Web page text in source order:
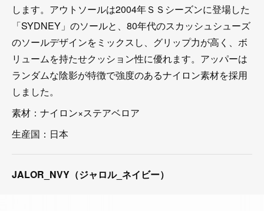
します。アウトソールは2004年ＳＳシーズンに登場した
「SYDNEY」のソールと、80年代のスカッシュシューズ
のソールデザインをミックスし、グリップ力が高く、ボ
リュームを持たせクッション性に優れます。アッパーは
ランダムな陰影が特徴で強度のあるナイロン素材を採用
しました。
素材：ナイロン×ステアベロア
生産国：日本
JALOR_NVY（ジャロル_ネイビー）